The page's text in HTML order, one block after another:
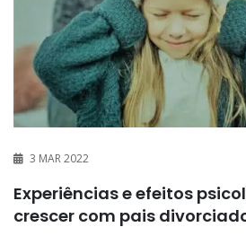
3 MAR 2022
Experiências e efeitos
crescer com pais